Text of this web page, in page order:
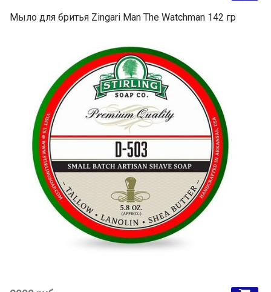
Мыло для бритья Zingari Man The Watchman 142 гр